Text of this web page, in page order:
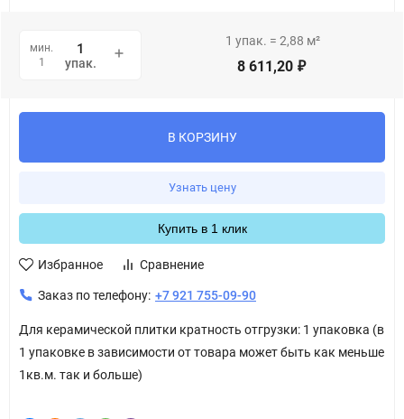
мин.
1
упак.
1 упак. = 2,88 м²
8 611,20 ₽
В КОРЗИНУ
Узнать цену
Купить в 1 клик
Избранное Сравнение
Заказ по телефону: +7 921 755-09-90
Для керамической плитки кратность отгрузки: 1 упаковка (в
1 упаковке в зависимости от товара может быть как меньше
1кв.м. так и больше)